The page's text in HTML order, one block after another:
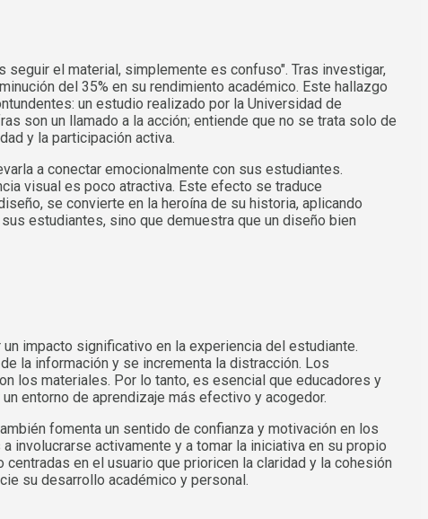
seguir el material, simplemente es confuso". Tras investigar,
del 35% en su rendimiento académico. Este hallazgo
un estudio realizado por la Universidad de
son un llamado a la acción; entiende que no se trata solo de
y la participación activa.
a conectar emocionalmente con sus estudiantes.
visual es poco atractiva. Este efecto se traduce
se convierte en la heroína de su historia, aplicando
estudiantes, sino que demuestra que un diseño bien
impacto significativo en la experiencia del estudiante.
la información y se incrementa la distracción. Los
los materiales. Por lo tanto, es esencial que educadores y
entorno de aprendizaje más efectivo y acogedor.
fomenta un sentido de confianza y motivación en los
activamente y a tomar la iniciativa en su propio
en el usuario que prioricen la claridad y la cohesión
su desarrollo académico y personal.